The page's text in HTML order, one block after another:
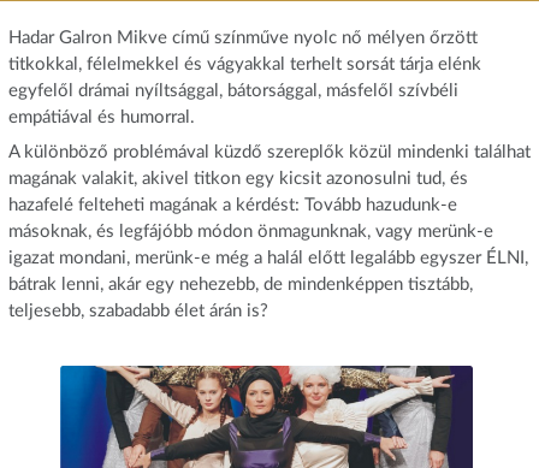
Hadar Galron Mikve című színműve nyolc nő mélyen őrzött
titkokkal, félelmekkel és vágyakkal terhelt sorsát tárja elénk
egyfelől drámai nyíltsággal, bátorsággal, másfelől szívbéli
empátiával és humorral.
A különböző problémával küzdő szereplők közül mindenki találhat
magának valakit, akivel titkon egy kicsit azonosulni tud, és
hazafelé felteheti magának a kérdést: Tovább hazudunk-e
másoknak, és legfájóbb módon önmagunknak, vagy merünk-e
igazat mondani, merünk-e még a halál előtt legalább egyszer ÉLNI,
bátrak lenni, akár egy nehezebb, de mindenképpen tisztább,
teljesebb, szabadabb élet árán is?